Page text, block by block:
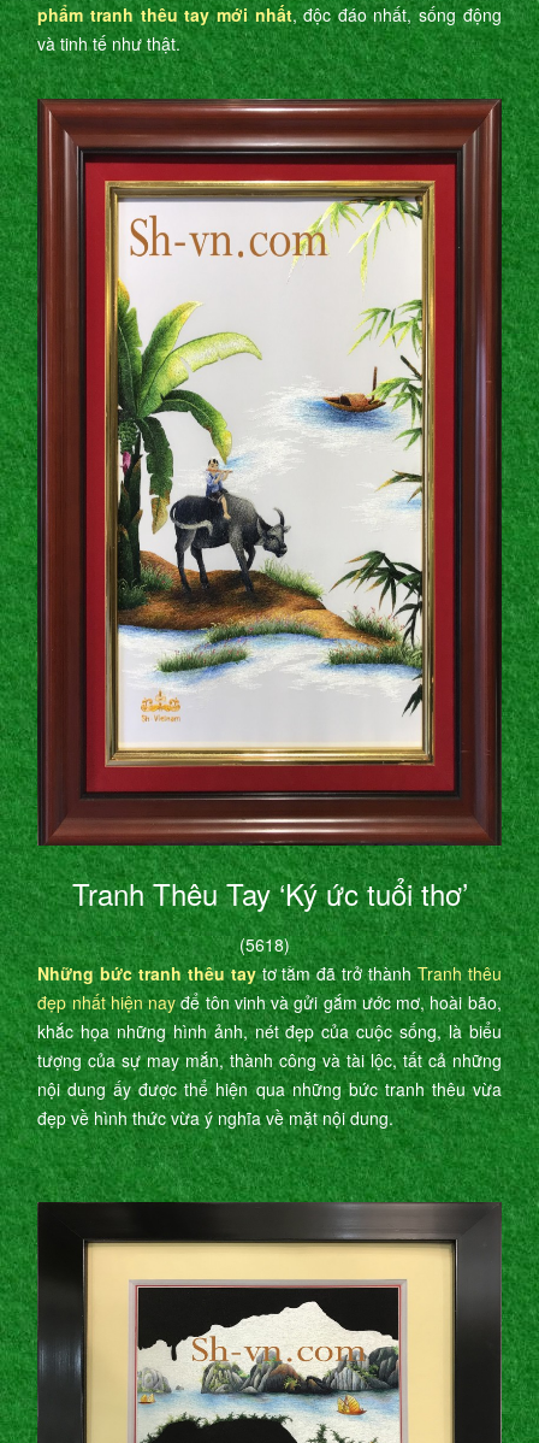
phẩm tranh thêu tay mới nhất, độc đáo nhất, sống động
và tinh tế như thật.
Tranh Thêu Tay ‘Ký ức tuổi thơ’
(5618)
Những bức tranh thêu taytơ tằm đã trở thànhTranh thêu
đẹp nhất hiện nayđể tôn vinh và gửi gắm ước mơ, hoài bão,
khắc họa những hình ảnh, nét đẹp của cuộc sống, là biểu
tượng của sự may mắn, thành công và tài lộc, tất cả những
nội dung ấy được thể hiện qua những bức tranh thêu vừa
đẹp về hình thức vừa ý nghĩa về mặt nội dung.